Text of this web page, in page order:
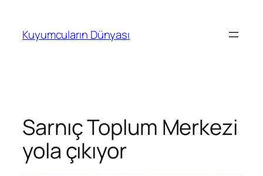
Kuyumcuların Dünyası
Sarnıç Toplum Merkezi
yola çıkıyor